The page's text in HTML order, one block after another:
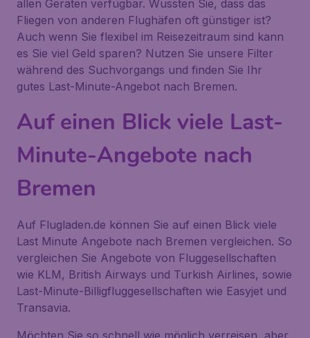
allen Geräten verfügbar. Wussten Sie, dass das
Fliegen von anderen Flughäfen oft günstiger ist?
Auch wenn Sie flexibel im Reisezeitraum sind kann
es Sie viel Geld sparen? Nutzen Sie unsere Filter
während des Suchvorgangs und finden Sie Ihr
gutes Last-Minute-Angebot nach Bremen.
Auf einen Blick viele Last-
Minute-Angebote nach
Bremen
Auf Flugladen.de können Sie auf einen Blick viele
Last Minute Angebote nach Bremen vergleichen. So
vergleichen Sie Angebote von Fluggesellschaften
wie KLM, British Airways und Turkish Airlines, sowie
Last-Minute-Billigfluggesellschaften wie Easyjet und
Transavia.
Möchten Sie so schnell wie möglich verreisen, aber